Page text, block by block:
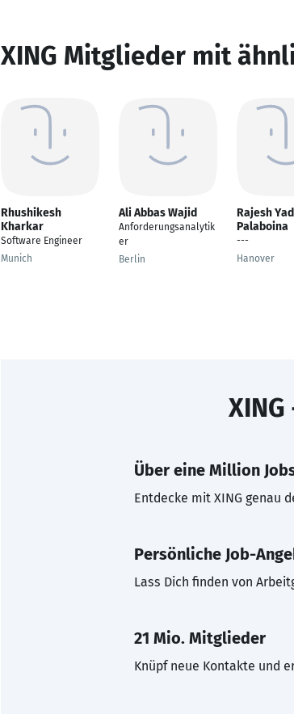
XING Mitglieder mit
Rhushikesh
Kharkar
Software Engineer
Munich
Ali Abbas Wajid
Anforderungsanalytik
er
Berlin
Rajesh
Palaboina
---
Hanover
Über eine Million
Entdecke mit XING genau
Persönliche Job-
Lass Dich finden von
21 Mio. Mitglieder
Knüpf neue Kontakte und